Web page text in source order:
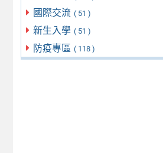
國際交流 ( 51 )
新生入學 ( 51 )
防疫專區 ( 118 )